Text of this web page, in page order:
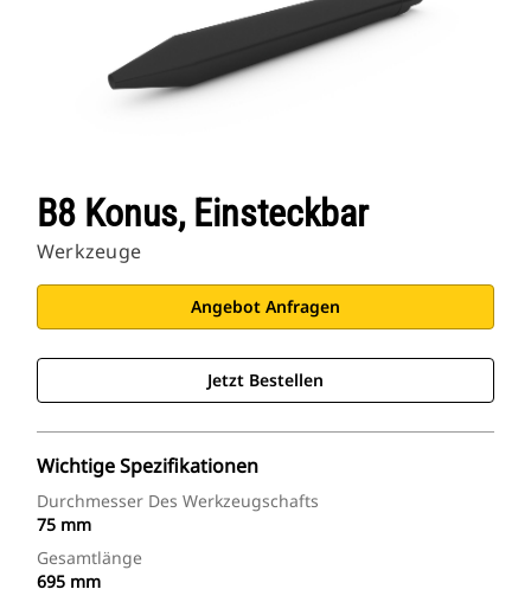
B8 Konus, Einsteckbar
Werkzeuge
Angebot Anfragen
Jetzt Bestellen
Wichtige Spezifikationen
Durchmesser Des Werkzeugschafts
75 mm
Gesamtlänge
695 mm